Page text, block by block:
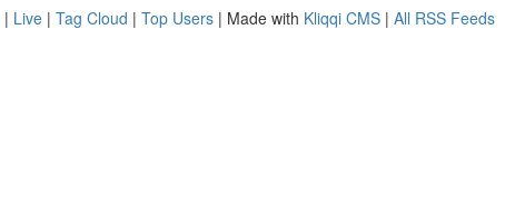
| Live | Tag Cloud | Top Users | Made with Kliqqi CMS | All RSS Feeds